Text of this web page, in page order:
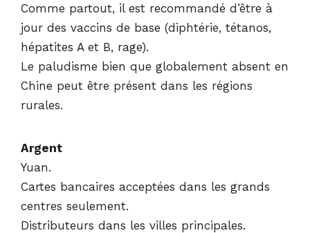
Comme partout, il est recommandé d’être à
jour des vaccins de base (diphtérie, tétanos,
hépatites A et B, rage).
Le paludisme bien que globalement absent en
Chine peut être présent dans les régions
rurales.
Argent
Yuan.
Cartes bancaires acceptées dans les grands
centres seulement.
Distributeurs dans les villes principales.